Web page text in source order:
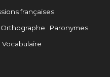
françaises
Orthographe
Paronymes
Vocabulaire